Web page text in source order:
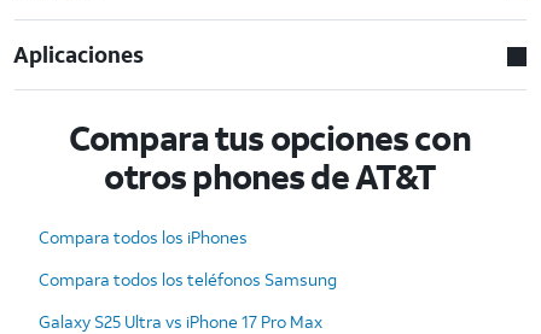
Aplicaciones
Compara tus opciones con
otros phones de AT&T
Compara todos los iPhones
Compara todos los teléfonos Samsung
Galaxy S25 Ultra vs iPhone 17 Pro Max